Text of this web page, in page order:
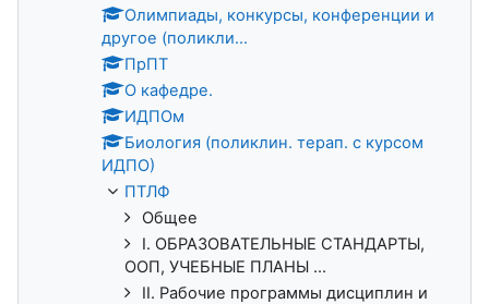
Олимпиады, конкурсы, конференции и
другое (поликли...
ПрПТ
О кафедре.
ИДПОм
Биология (поликлин. терап. с курсом
ИДПО)
ПТЛФ
Общее
I. ОБРАЗОВАТЕЛЬНЫЕ СТАНДАРТЫ,
ООП, УЧЕБНЫЕ ПЛАНЫ ...
II. Рабочие программы дисциплин и